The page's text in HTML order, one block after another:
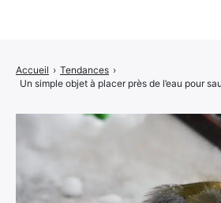
Accueil › Tendances ›
Un simple objet à placer près de l’eau pour
Mobilier & Rangement
Art & Décoration